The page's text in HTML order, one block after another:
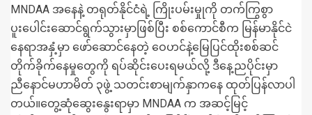
MNDAA အနေနဲ့ တရုတ်နိုင်ငံရဲ့ ကြိုးပမ်းမှုုကို တက်ကြွစွာ
ပူးပေါင်းဆောင်ရွက်သွားမှာဖြစ်ပြီး စစ်ကောင်စီက မြန်မာနိုင်ငဲ
နေရာအနှံ့မှာ ဖော်ဆောင်နေတဲ့ ဝေဟင်နဲ့မြေပြင်ထိုးစစ်ဆင်
တိုက်ခိုက်နေမှုတွေကို ရပ်ဆိုင်းပေးရမယ်လို့ ဒီနေ့ညပိုင်းမှာ
ညီနောင်မဟာမိတ် ၃ဖွဲ့ သတင်းစာမျက်နှာကနေ ထုတ်ပြန်လာပါ
တယ်။တွေ့ဆုံဆွေးနွေးရာမှာ MNDAA က အဆင့်မြင့်